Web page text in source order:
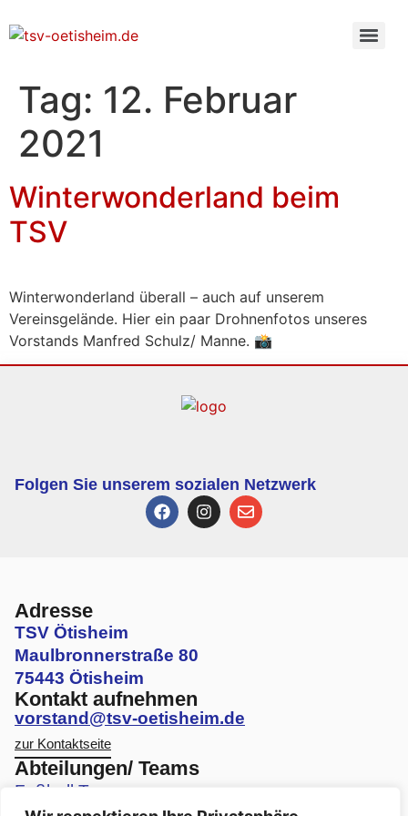
Tag: 12. Februar
2021
Winterwonderland beim
TSV
Winterwonderland überall – auch auf unserem
Vereinsgelände. Hier ein paar Drohnenfotos unseres
Vorstands Manfred Schulz/ Manne. 📸
Folgen Sie unserem sozialen Netzwerk
Adresse
TSV Ötisheim
Maulbronnerstraße 80
75443 Ötisheim
Kontakt aufnehmen
vorstand@tsv-oetisheim.de
zur Kontaktseite
Abteilungen/ Teams
Fußball Teams